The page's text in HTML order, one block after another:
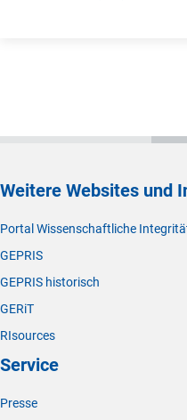
Weitere Websites und
Portal Wissenschaftliche
GEPRIS
GEPRIS historisch
GERiT
RIsources
Service
Presse